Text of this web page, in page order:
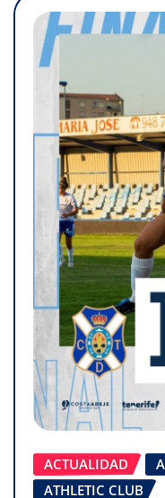
ACTUALIDAD
ATHLETIC CLUB